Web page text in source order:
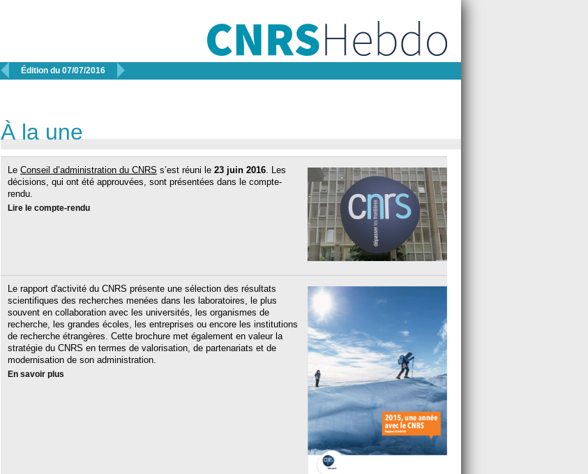
 Édition du 07/07/2016 
À la une
Le Conseil d’administration du CNRS s’est réuni le 23 juin 2016. Les
décisions, qui ont été approuvées, sont présentées dans le compte-
rendu.
Lire le compte-rendu
Le rapport d'activité du CNRS présente une sélection des résultats
scientifiques des recherches menées dans les laboratoires, le plus
souvent en collaboration avec les universités, les organismes de
recherche, les grandes écoles, les entreprises ou encore les institutions
de recherche étrangères. Cette brochure met également en valeur la
stratégie du CNRS en termes de valorisation, de partenariats et de
modernisation de son administration.
En savoir plus